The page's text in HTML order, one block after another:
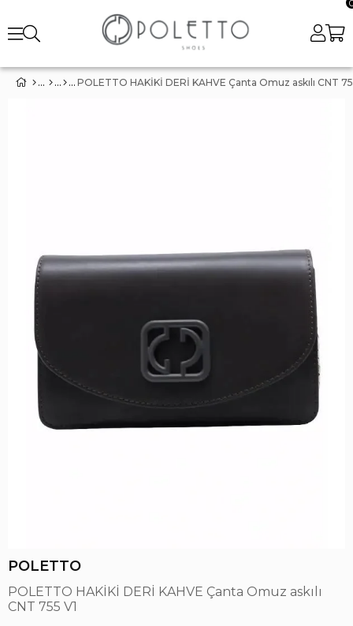
POLETTO HAKİKİ DERİ KAHVE Çanta Omuz askılı CNT
POLETTO
POLETTO HAKİKİ DERİ KAHVE Çanta Omuz askılı
CNT 755 V1